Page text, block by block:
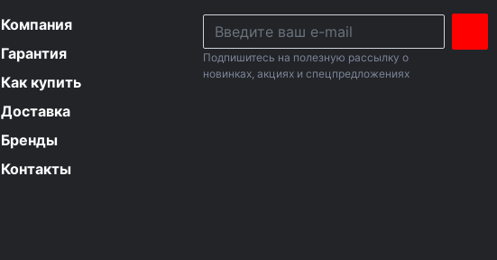
Компания
Гарантия
Как купить
Доставка
Бренды
Контакты
Подпишитесь на полезную рассылку о
новинках, акциях и спецпредложениях